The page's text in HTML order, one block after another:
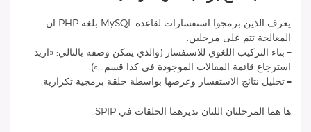
يعرف الذين برمجوا استفسارات لقاعدة MySQL بلغة PHP ان
المعالجة تتم على مرحلين:
–بناء التركيب اللغوي للاستفسار (والذي يمكن وصفه بالتالي: «اريد
استرجاع قائمة المقالات الموجودة في كذا قسم...»).
–تحليل نتائج الاستفسار وعرضها بواسطة حلقة برمجية تكرارية.
ها هما المرحلتان اللتان تديرهما الحلقات في SPIP.